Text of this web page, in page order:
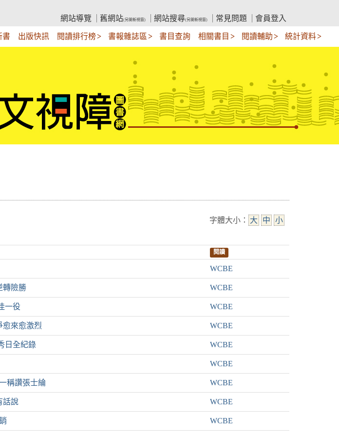
網站導覽
舊網站(另開新視窗) 網站搜尋(另開新視窗) 常見問題 會員登入
書 出版快訊 閱讀排行榜 書報雜誌區 書目查詢 相關書目 閱讀輔助 統計資料
字體大小： 大 中 小
閱讀
WCBE
轉險勝 WCBE
一役 WCBE
愈來愈激烈 WCBE
日全紀錄 WCBE
WCBE
稱讚張士綸 WCBE
話說 WCBE
WCBE